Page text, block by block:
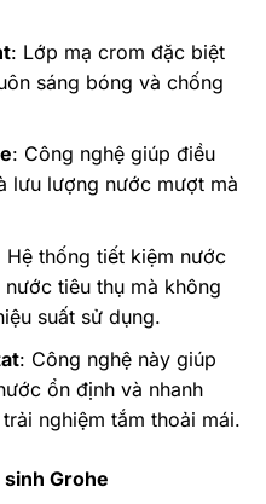
: Lớp mạ crom đặc biệt
sáng bóng và chống
: Công nghệ giúp điều
lưu lượng nước mượt mà
Hệ thống tiết kiệm nước
tiêu thụ mà không
suất sử dụng.
: Công nghệ này giúp
ổn định và nhanh
nghiệm tắm thoải mái.
Grohe